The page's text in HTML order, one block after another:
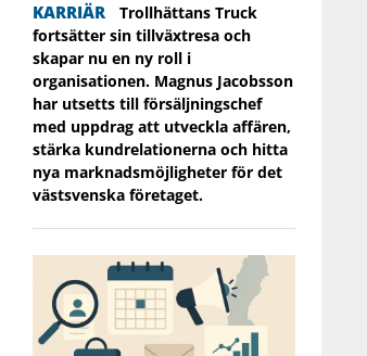
KARRIÄR
Trollhättans Truck
fortsätter sin tillväxtresa och
skapar nu en ny roll i
organisationen. Magnus Jacobsson
har utsetts till försäljningschef
med uppdrag att utveckla affären,
stärka kundrelationerna och hitta
nya marknadsmöjligheter för det
västsvenska företaget.